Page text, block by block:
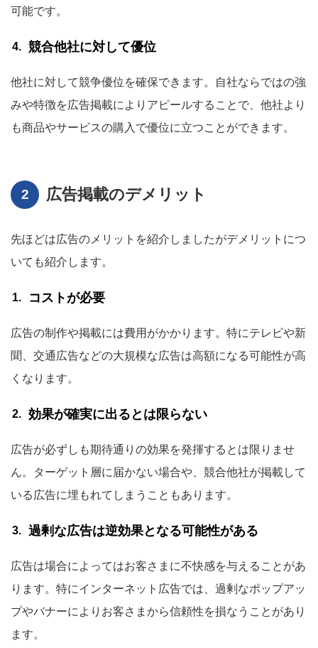
可能です。
競合他社に対して優位
他社に対して競争優位を確保できます。自社ならではの強
みや特徴を広告掲載によりアピールすることで、他社より
も商品やサービスの購入で優位に立つことができます。
広告掲載のデメリット
先ほどは広告のメリットを紹介しましたがデメリットにつ
いても紹介します。
コストが必要
広告の制作や掲載には費用がかかります。特にテレビや新
聞、交通広告などの大規模な広告は高額になる可能性が高
くなります。
効果が確実に出るとは限らない
広告が必ずしも期待通りの効果を発揮するとは限りませ
ん。ターゲット層に届かない場合や、競合他社が掲載して
いる広告に埋もれてしまうこともあります。
過剰な広告は逆効果となる可能性がある
広告は場合によってはお客さまに不快感を与えることがあ
ります。特にインターネット広告では、過剰なポップアッ
プやバナーによりお客さまから信頼性を損なうことがあり
ます。